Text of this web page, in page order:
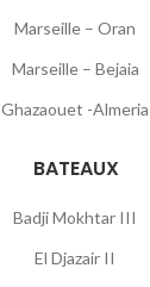
Marseille – Oran
Marseille – Bejaia
Ghazaouet -Almeria
BATEAUX
Badji Mokhtar III
El Djazair II